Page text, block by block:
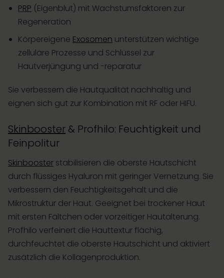
PRP (Eigenblut) mit Wachstumsfaktoren zur
Regeneration
Körpereigene Exosomen unterstützen wichtige
zelluläre Prozesse und Schlüssel zur
Hautverjüngung und -reparatur
Sie verbessern die Hautqualität nachhaltig und
eignen sich gut zur Kombination mit RF oder HIFU.
Skinbooster & Profhilo: Feuchtigkeit und
Feinpolitur
Skinbooster stabilisieren die oberste Hautschicht
durch flüssiges Hyaluron mit geringer Vernetzung. Sie
verbessern den Feuchtigkeitsgehalt und die
Mikrostruktur der Haut. Geeignet bei trockener Haut
mit ersten Fältchen oder vorzeitiger Hautalterung.
Profhilo verfeinert die Hauttextur flächig,
durchfeuchtet die oberste Hautschicht und aktiviert
zusätzlich die Kollagenproduktion.